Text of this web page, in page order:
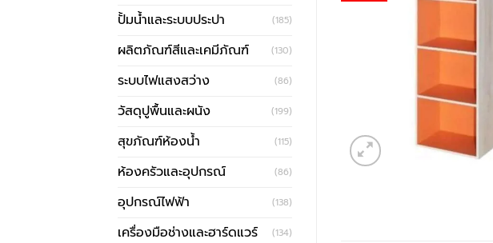
ปั้มน้ำและระบบประปา (185)
ผลิตภัณฑ์สีและเคมีภัณฑ์ (130)
ระบบไฟแสงสว่าง (86)
วัสดุปูพื้นและผนัง (199)
สุขภัณฑ์ห้องน้ำ (115)
ห้องครัวและอุปกรณ์ (86)
อุปกรณ์ไฟฟ้า (138)
เครื่องมือช่างและฮาร์ดแวร์ (134)